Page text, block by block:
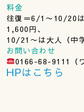
料金
往復＝6/1〜10/20
1,600円、
10/21〜は大人（中
お問い合わせ
0166-68-9111（
HPはこちら